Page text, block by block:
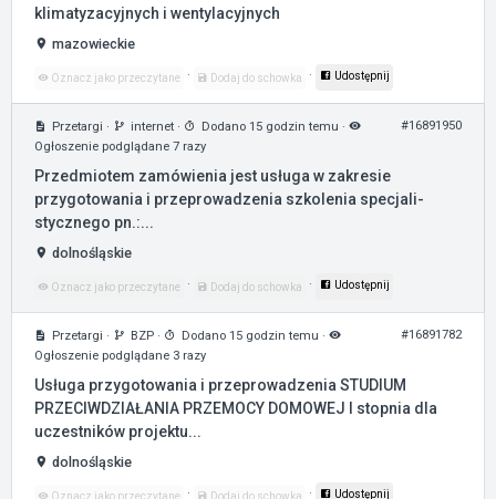
klimatyzacyjnych i wentylacyjnych
mazowieckie
Oznacz jako przeczytane · Dodaj do schowka · Udostępnij
Przetargi · internet · Dodano 15 godzin temu ·
Ogłoszenie podglądane 7 razy
#16891950
Przedmiotem zamówienia jest usługa w zakresie
przygotowania i przeprowadzenia szkolenia specjali-
stycznego pn.:...
dolnośląskie
Oznacz jako przeczytane · Dodaj do schowka · Udostępnij
Przetargi · BZP · Dodano 15 godzin temu ·
Ogłoszenie podglądane 3 razy
#16891782
Usługa przygotowania i przeprowadzenia STUDIUM
PRZECIWDZIAŁANIA PRZEMOCY DOMOWEJ I stopnia dla
uczestników projektu...
dolnośląskie
Oznacz jako przeczytane · Dodaj do schowka · Udostępnij